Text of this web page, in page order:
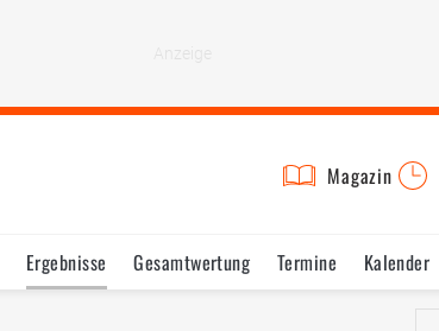
Magazin
Ergebnisse Gesamtwertung Termine Kalender